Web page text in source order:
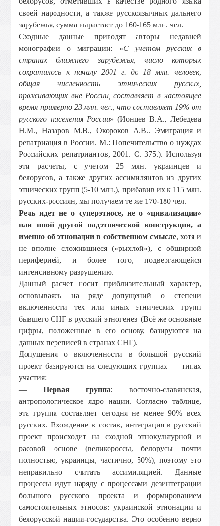
своей народности, а также русскоязычных дальнего
зарубежья, сумма вырастает до 160-165 млн. чел.
Сходные данные приводят авторы недавней
монографии о миграции: «С учетом русских в
странах ближнего зарубежья, число которых
сократилось к началу 2001 г. до 18 млн. человек,
общая численность этнических русских,
проживающих вне России, составляет в настоящее
время примерно 23 млн. чел., что составляет 19% от
русского населения России» (Ионцев В.А., Лебедева
Н.М., Назаров М.В., Окороков А.В.. Эмиграция и
репатриация в России. М.: Попечительство о нуждах
Российских репатриантов, 2001. С. 375.). Используя
эти расчеты, с учетом 25 млн. украинцев и
белорусов, а также других ассимилянтов из других
этнических групп (5-10 млн.), прибавив их к 115 млн.
русских-россиян, мы получаем те же 170-180 чел.
Речь идет не о суперэтносе, не о «цивилизации»
или иной другой надэтнической конструкции, а
именно об этнонации в собственном смысле, хотя и
не вполне сложившиеся («рыхлой»), с обширной
периферией, и более того, подвергающейся
интенсивному разрушению.
Данный расчет носит приблизительный характер,
основываясь на ряде допущений о степени
включенности тех или иных этнических групп
бывшего СНГ в русский этногенез. (Всё же основные
цифры, положенные в его основу, базируются на
данных переписей в странах СНГ).
Допущения о включенности в большой русский
проект базируются на следующих группах — типах
участия:
— Первая группа: восточно-славянская,
антропологическое ядро нации. Согласно таблице,
эта группа составляет сегодня не менее 90% всех
русских. Вхождение в состав, интеграция в русский
проект происходит на сходной этнокультурной и
расовой основе (великороссы, белорусы почти
полностью, украинцы, частично, 50%), поэтому это
неправильно считать ассимиляцией. Данные
процессы идут наряду с процессами дезинтеграции
большого русского проекта и формированием
самостоятельных этносов: украинской этнонации и
белорусской нации-государства. Это особенно верно